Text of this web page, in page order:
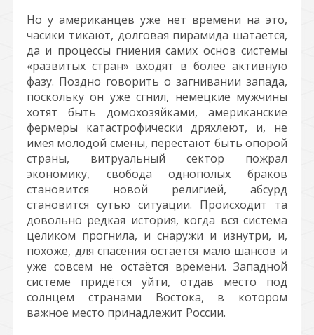
Но у американцев уже нет времени на это,
часики тикают, долговая пирамида шатается,
да и процессы гниения самих основ системы
«развитых стран» входят в более активную
фазу. Поздно говорить о загнивании запада,
поскольку он уже сгнил, немецкие мужчины
хотят быть домохозяйками, американские
фермеры катастрофически дряхлеют, и, не
имея молодой смены, перестают быть опорой
страны, витруальный сектор пожрал
экономику, свобода однополых браков
становится новой религией, абсурд
становится сутью ситуации. Происходит та
довольно редкая история, когда вся система
целиком прогнила, и снаружи и изнутри, и,
похоже, для спасения остаётся мало шансов и
уже совсем не остаётся времени. Западной
системе придётся уйти, отдав место под
солнцем странами Востока, в котором
важное место принадлежит России.